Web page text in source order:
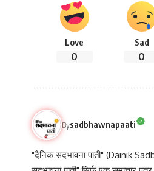
Love
0
Sad
0
Bysadbhawnapaati
"दैनिक सदभावना पाती" (Dainik